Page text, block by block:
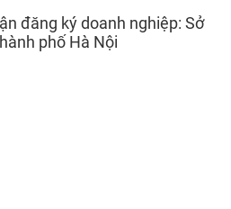
đăng ký doanh nghiệp: Sở
phố Hà Nội